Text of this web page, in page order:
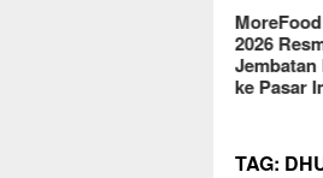
2026
Jembatan
ke Pasar
TAG: